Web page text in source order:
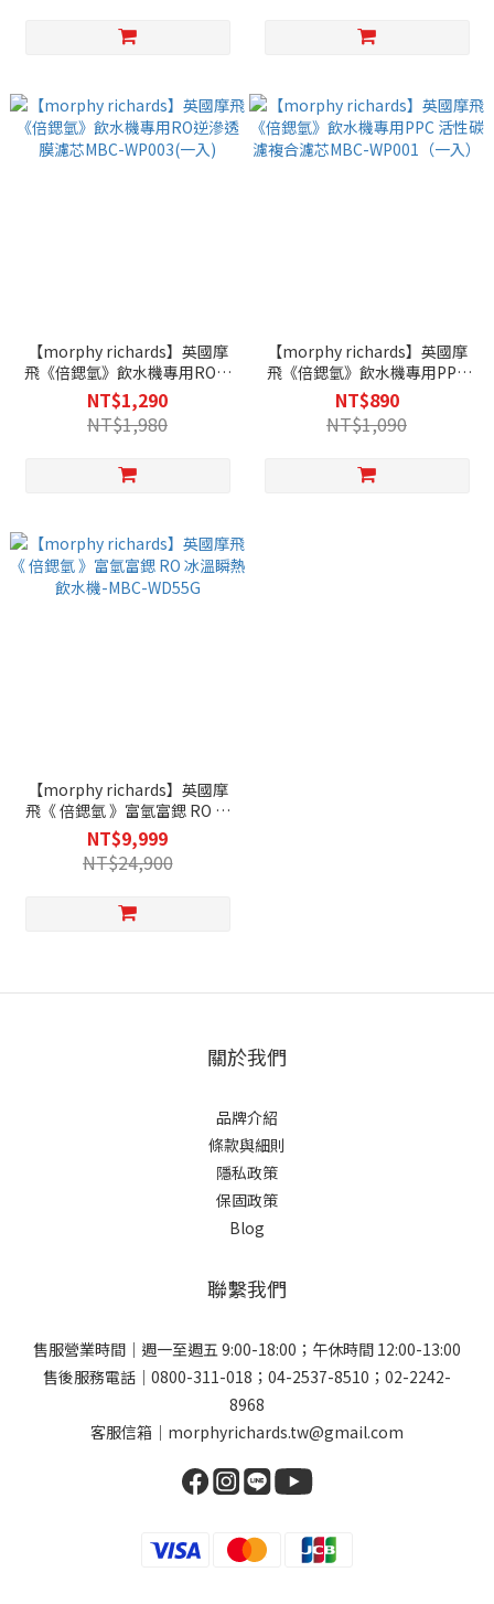
【morphy richards】英國摩
飛《倍鍶氫》飲水機專用RO逆
滲透膜濾芯MBC-WP003(一入)
NT$1,290
NT$1,980
【morphy richards】英國摩
飛《倍鍶氫》飲水機專用PPC
活性碳濾複合濾芯MBC-
WP001（一入）
NT$890
NT$1,090
【morphy richards】英國摩
飛《 倍鍶氫 》富氫富鍶 RO 冰
溫瞬熱飲水機-MBC-WD55G
NT$9,999
NT$24,900
關於我們
品牌介紹
條款與細則
隱私政策
保固政策
Blog
聯繫我們
售服營業時間｜週一至週五 9:00-18:00；午休時間 12:00-13:00
售後服務電話｜0800-311-018；04-2537-8510；02-2242-
8968
客服信箱｜morphyrichards.tw@gmail.com